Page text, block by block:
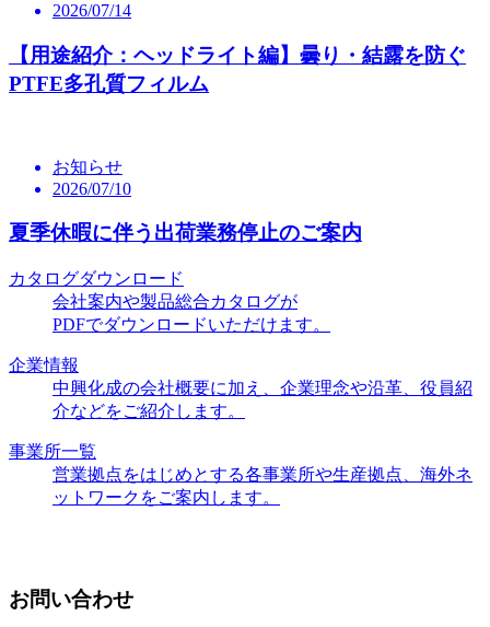
2026/07/14
【用途紹介：ヘッドライト編】曇り・結露を防ぐ
PTFE多孔質フィルム
お知らせ
2026/07/10
夏季休暇に伴う出荷業務停止のご案内
カタログダウンロード
会社案内や製品総合カタログが
PDFでダウンロードいただけます。
企業情報
中興化成の会社概要に加え、企業理念や沿革、役員紹
介などをご紹介します。
事業所一覧
営業拠点をはじめとする各事業所や生産拠点、海外ネ
ットワークをご案内します。
お問い合わせ